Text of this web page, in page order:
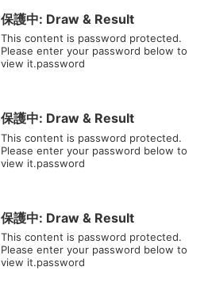
保護中: Draw & Result
This content is password protected.
Please enter your password below to
view it.password
保護中: Draw & Result
This content is password protected.
Please enter your password below to
view it.password
保護中: Draw & Result
This content is password protected.
Please enter your password below to
view it.password